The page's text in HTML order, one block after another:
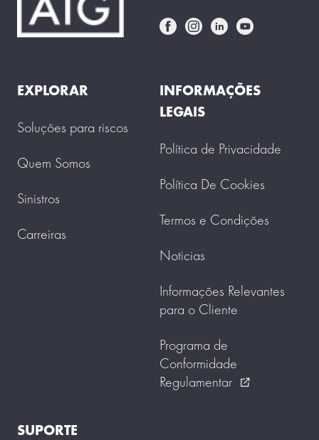
EXPLORAR
Soluções para riscos
Quem Somos
Sinistros
Carreiras
INFORMAÇÕES
LEGAIS
Política de Privacidade
Política De Cookies
Termos e Condições
Noticias
Informações Relevantes
para o Cliente
Programa de
Conformidade
Regulamentar
external_link
SUPORTE